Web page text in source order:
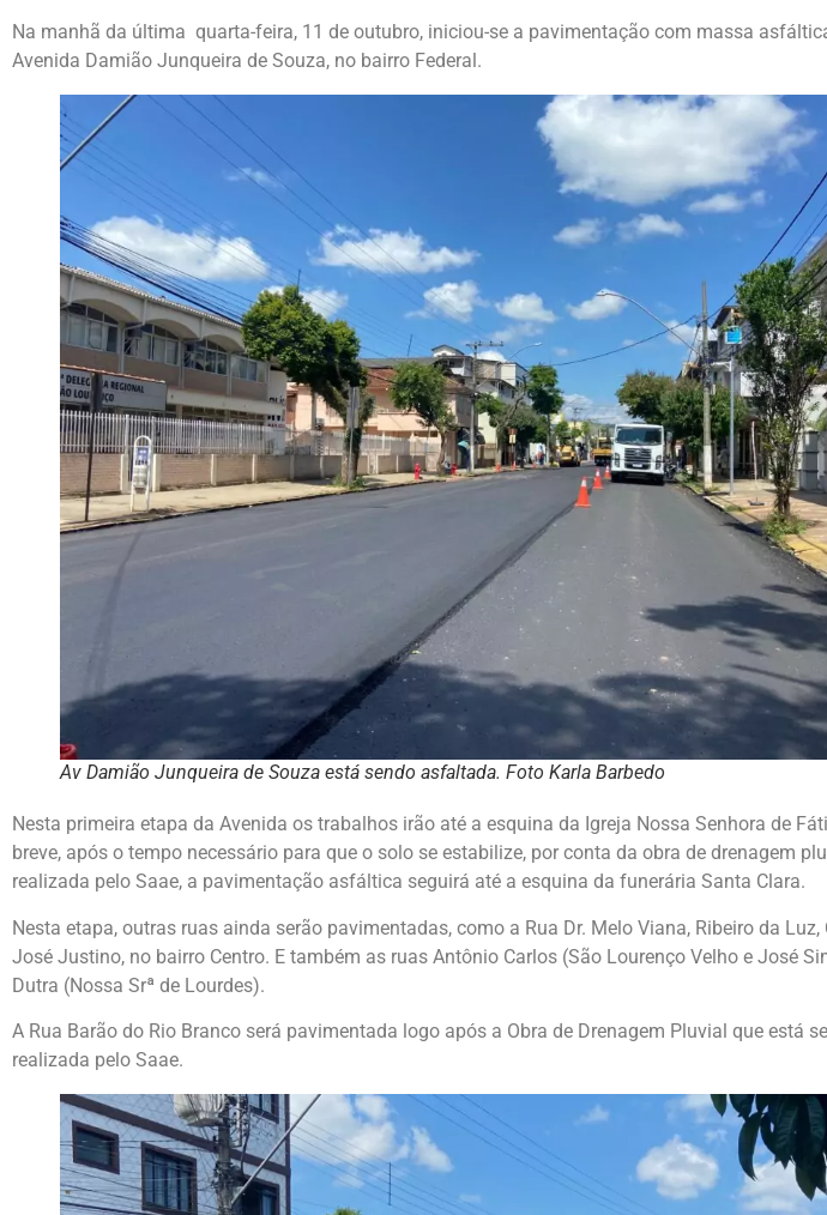
Na manhã da última quarta-feira, 11 de outubro, iniciou-se a pavimentação com massa
Avenida Damião Junqueira de Souza, no bairro Federal.
Av Damião Junqueira de Souza está sendo asfaltada. Foto Karla Barbedo
Nesta primeira etapa da Avenida os trabalhos irão até a esquina da Igreja Nossa Senhora de
breve, após o tempo necessário para que o solo se estabilize, por conta da obra de drenagem
realizada pelo Saae, a pavimentação asfáltica seguirá até a esquina da funerária Santa Clara.
Nesta etapa, outras ruas ainda serão pavimentadas, como a Rua Dr. Melo Viana, Ribeiro da Luz,
José Justino, no bairro Centro. E também as ruas Antônio Carlos (São Lourenço Velho e José
Dutra (Nossa Srª de Lourdes).
A Rua Barão do Rio Branco será pavimentada logo após a Obra de Drenagem Pluvial que está
realizada pelo Saae.